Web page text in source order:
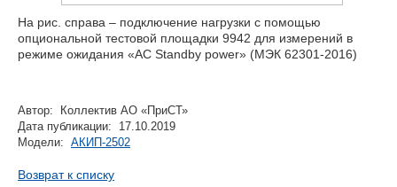
На рис. справа – подключение нагрузки с помощью
опциональной тестовой площадки 9942 для измерений в
режиме ожидания «AC Standby power» (МЭК 62301-2016)
Автор: Коллектив АО «ПриСТ»
Дата публикации: 17.10.2019
Модели: АКИП-2502
Возврат к списку